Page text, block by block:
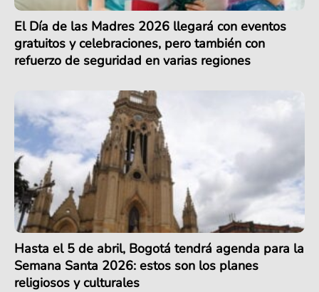
El Día de las Madres 2026 llegará con eventos
gratuitos y celebraciones, pero también con
refuerzo de seguridad en varias regiones
Hasta el 5 de abril, Bogotá tendrá agenda para la
Semana Santa 2026: estos son los planes
religiosos y culturales